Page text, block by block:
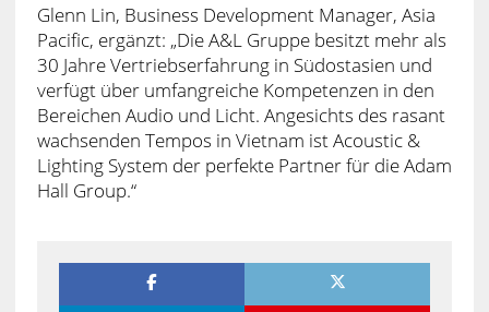
Glenn Lin, Business Development Manager, Asia
Pacific, ergänzt: „Die A&L Gruppe besitzt mehr als
30 Jahre Vertriebserfahrung in Südostasien und
verfügt über umfangreiche Kompetenzen in den
Bereichen Audio und Licht. Angesichts des rasant
wachsenden Tempos in Vietnam ist Acoustic &
Lighting System der perfekte Partner für die Adam
Hall Group.“